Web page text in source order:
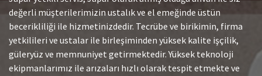
değerli müşterilerimizin ustalık ve el emeğinde üstün
becerikliliği ile hizmetinizdedir. Tecrübe ve birikimin, firma
yetkilileri ve ustalar ile birleşiminden yüksek kalite işçilik,
güleryüz ve memnuniyet getirmektedir. Yüksek teknoloji
ekipmanlarımız ile arızaları hızlı olarak tespit etmekte ve